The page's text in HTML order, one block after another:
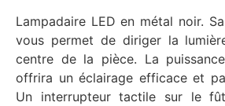
Lampadaire LED en métal noir.
vous permet de diriger la
centre de la pièce. La
offrira un éclairage efficace et
Un interrupteur tactile sur le